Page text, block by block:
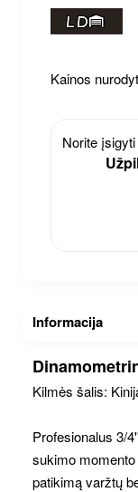
Kainos
Norite
Informacija
Kilmės šalis:
Profesionalus 3/
sukimo
patikimą varžtų